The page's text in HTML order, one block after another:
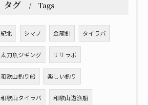
タグ Tags
紀北 シマノ 金龍針 タイラバ
太刀魚ジギング ササラボ
和歌山釣り船 楽しい釣り
和歌山タイラバ 和歌山遊漁船